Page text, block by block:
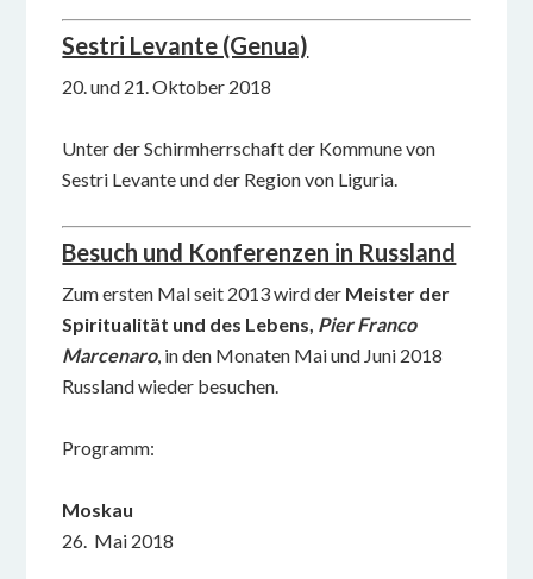
Sestri Levante (Genua)
20. und 21. Oktober 2018
Unter der Schirmherrschaft der Kommune von
Sestri Levante und der Region von Liguria.
Besuch und Konferenzen in Russland
Zum ersten Mal seit 2013 wird der Meister der
Spiritualität und des Lebens, Pier Franco
Marcenaro, in den Monaten Mai und Juni 2018
Russland wieder besuchen.
Programm:
Moskau
26. Mai 2018